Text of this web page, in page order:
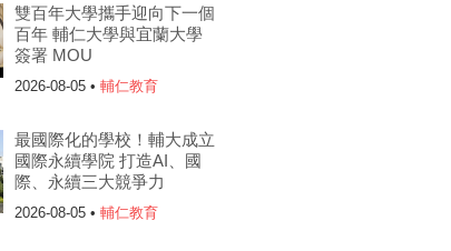
雙百年大學攜手迎向下一個
百年 輔仁大學與宜蘭大學
簽署 MOU
2026-08-05 • 輔仁教育
最國際化的學校！輔大成立
國際永續學院 打造AI、國
際、永續三大競爭力
2026-08-05 • 輔仁教育